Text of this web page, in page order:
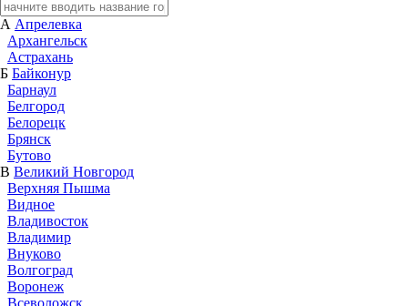
А Апрелевка
Архангельск
Астрахань
Б Байконур
Барнаул
Белгород
Белорецк
Брянск
Бутово
В Великий Новгород
Верхняя Пышма
Видное
Владивосток
Владимир
Внуково
Волгоград
Воронеж
Всеволожск